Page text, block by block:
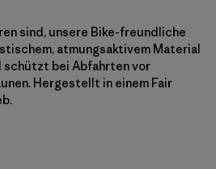
sind, unsere Bike-freundliche
atmungsaktivem Material
schützt bei Abfahrten vor
Hergestellt in einem Fair